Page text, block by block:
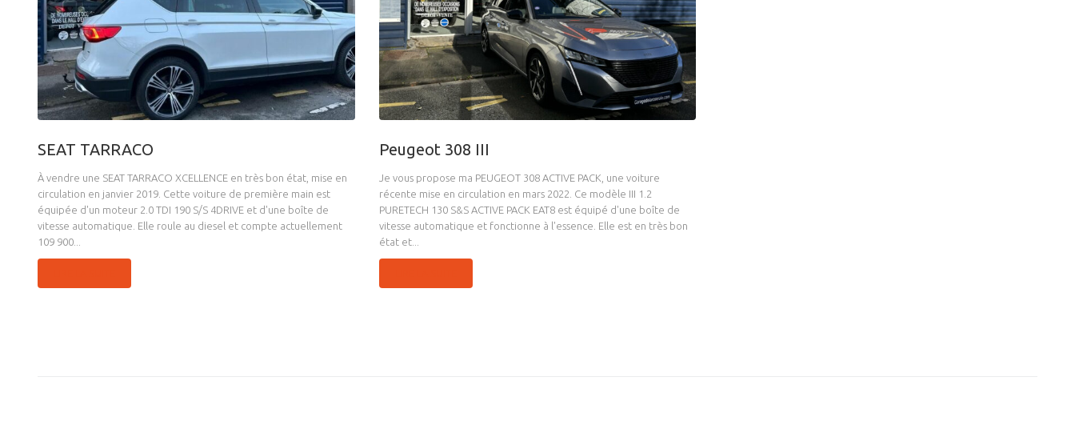
SEAT TARRACO
À vendre une SEAT TARRACO XCELLENCE en très bon état, mise en
circulation en janvier 2019. Cette voiture de première main est
équipée d'un moteur 2.0 TDI 190 S/S 4DRIVE et d'une boîte de
vitesse automatique. Elle roule au diesel et compte actuellement
109 900...
Peugeot 308 III
Je vous propose ma PEUGEOT 308 ACTIVE PACK, une voiture
récente mise en circulation en mars 2022. Ce modèle III 1.2
PURETECH 130 S&S ACTIVE PACK EAT8 est équipé d'une boîte de
vitesse automatique et fonctionne à l'essence. Elle est en très bon
état et...